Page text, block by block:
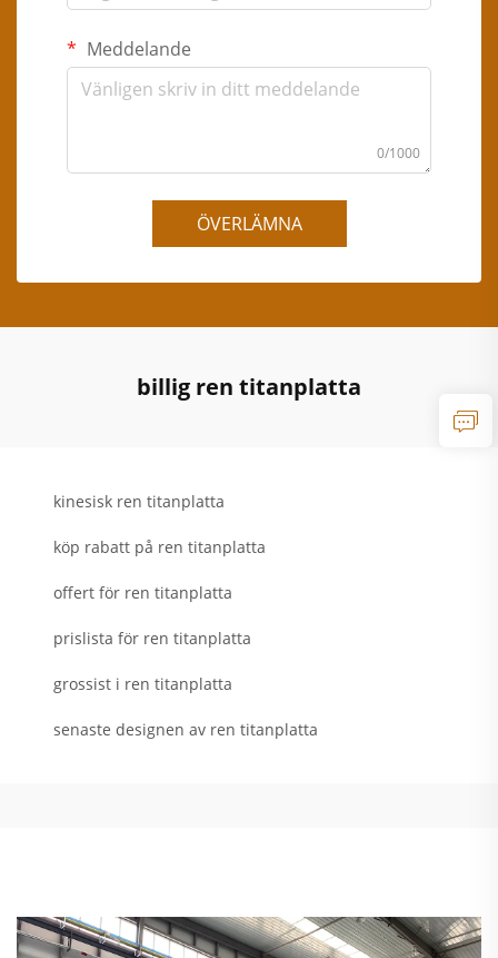
Meddelande
0/1000
ÖVERLÄMNA
billig ren titanplatta
kinesisk ren titanplatta
köp rabatt på ren titanplatta
offert för ren titanplatta
prislista för ren titanplatta
grossist i ren titanplatta
senaste designen av ren titanplatta